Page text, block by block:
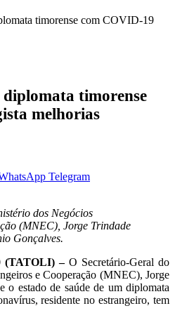
timorense com COVID-19
diplomata timorense
melhorias
Telegram
dos Negócios
(MNEC), Jorge Trindade
Gonçalves.
(TATOLI) –O Secretário-Geral do
e Cooperação (MNEC), Jorge
o estado de saúde de um diplomata
residente no estrangeiro, tem